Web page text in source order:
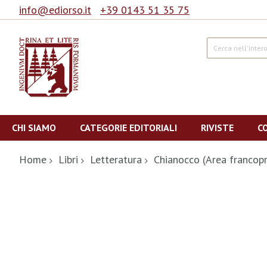
info@ediorso.it +39 0143 51 35 75
Cerca
al
contenuto
CHI SIAMO CATEGORIE EDITORIALI RIVISTE
Home Libri Letteratura Chianocco (Area